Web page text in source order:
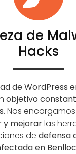
de
Hacks
de WordPress
objetivo
. Nos
y mejorarlas
de defensa
en